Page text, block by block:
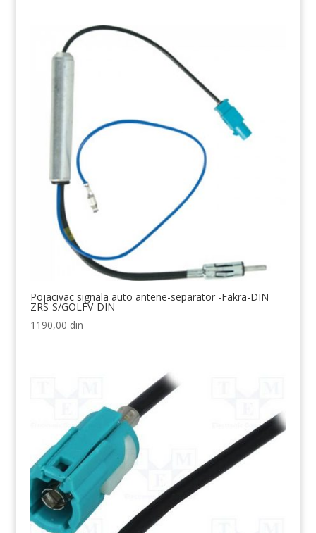
Pojacivac signala auto antene-separator -Fakra-DIN
ZRS-S/GOLFV-DIN
1190,00 din